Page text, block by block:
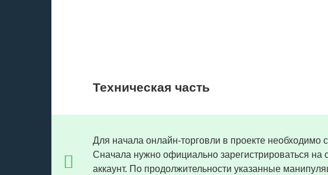
Техническая часть
Для начала онлайн-торговли в проекте необходимо
Сначала нужно официально зарегистрироваться на
аккаунт. По продолжительности указанные